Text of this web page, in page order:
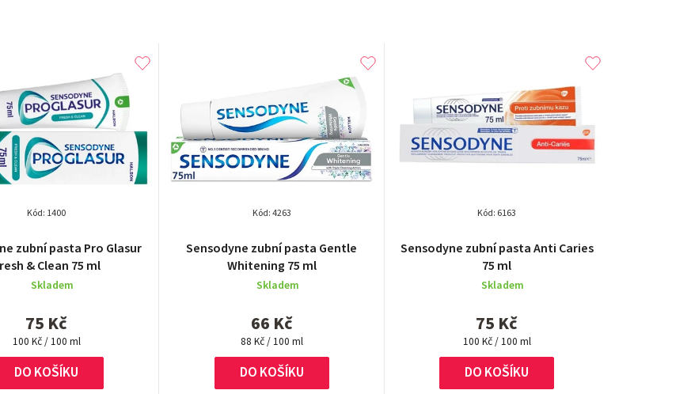
zubní pasta Pro Glasur
& Clean 75 ml
Skladem
75 Kč
Měrná
cena:
100 Kč / 100 ml
DO KOŠÍKU
Kód: 1400
Sensodyne zubní pasta Gentle
Whitening 75 ml
Skladem
66 Kč
Měrná
cena:
88 Kč / 100 ml
DO KOŠÍKU
Kód:4263
Sensodyne zubní pasta Anti Caries
75 ml
Skladem
75 Kč
Měrná
cena:
100 Kč / 100 ml
DO KOŠÍKU
Kód: 6163